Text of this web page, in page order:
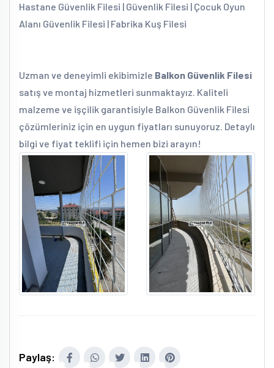
Hastane Güvenlik Filesi | Güvenlik Filesi | Çocuk Oyun
Alanı Güvenlik Filesi | Fabrika Kuş Filesi
Uzman ve deneyimli ekibimizle Balkon Güvenlik Filesi
satış ve montaj hizmetleri sunmaktayız. Kaliteli
malzeme ve işçilik garantisiyle Balkon Güvenlik Filesi
çözümleriniz için en uygun fiyatları sunuyoruz. Detaylı
bilgi ve fiyat teklifi için hemen bizi arayın!
Paylaş: